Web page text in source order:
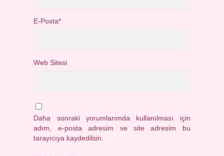
E-Posta*
Web Sitesi
Daha sonraki yorumlarımda kullanılması için
adım, e-posta adresim ve site adresim bu
tarayıcıya kaydedilsin.